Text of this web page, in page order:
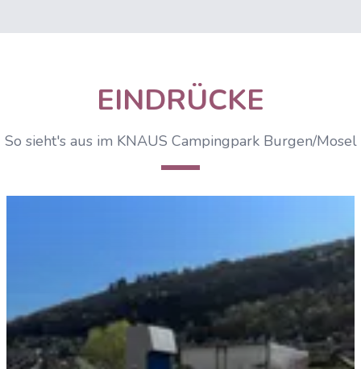
EINDRÜCKE
So sieht's aus im KNAUS Campingpark Burgen/Mosel